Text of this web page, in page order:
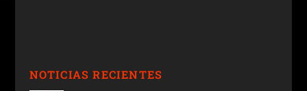
NOTICIAS RECIENTES